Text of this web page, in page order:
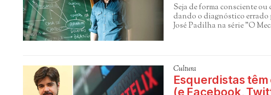
Seja de forma consciente ou
dando o diagnóstico errado
José Padilha na série "O
Cultura
Esquerdistas
(e Facebook,